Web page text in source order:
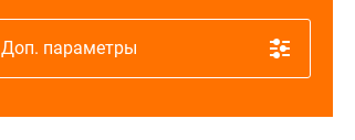
Доп. параметры